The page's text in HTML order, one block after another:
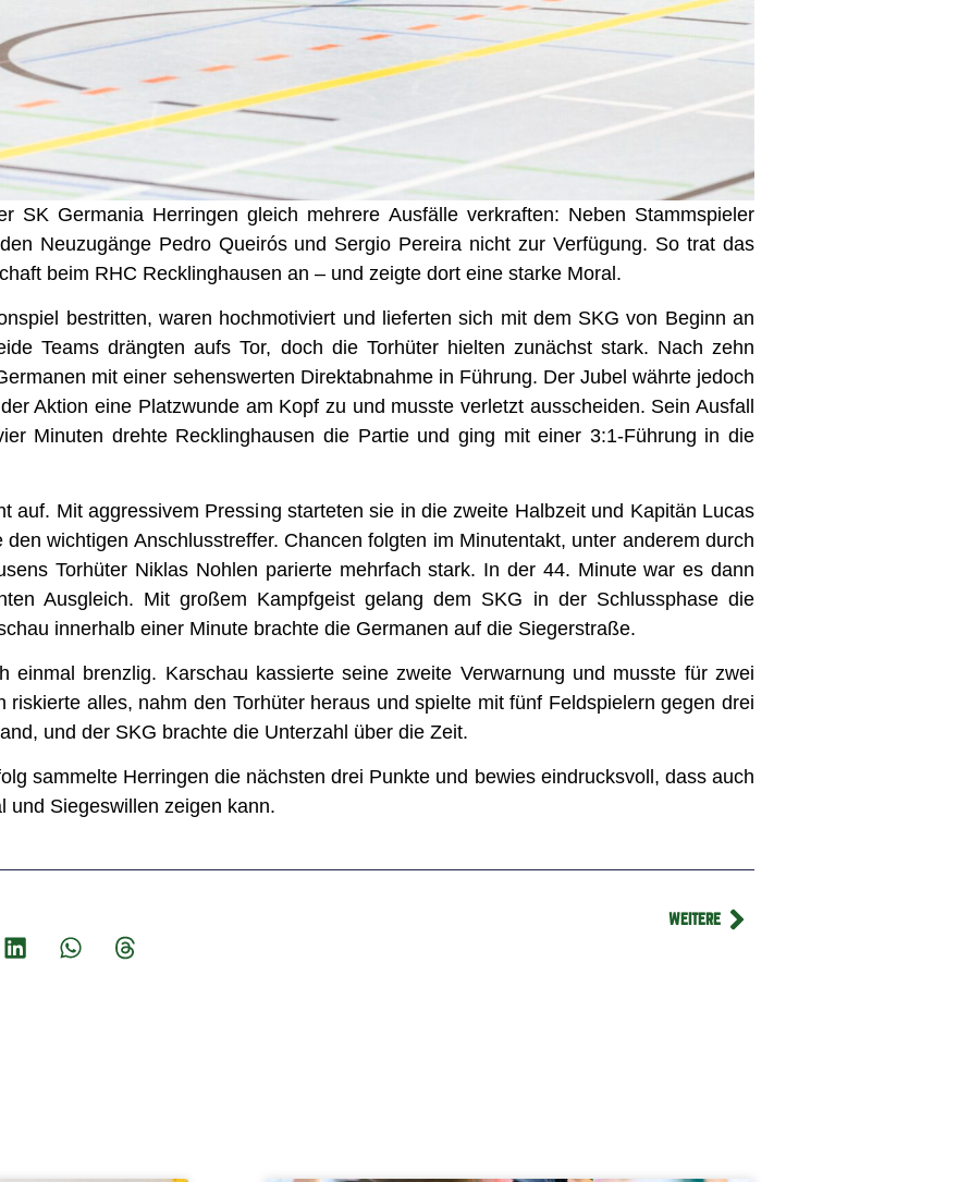
SK Germania Herringen gleich mehrere Ausfälle verkraften: Neben Stammspieler
Neuzugänge Pedro Queirós und Sergio Pereira nicht zur Verfügung. So trat das
beim RHC Recklinghausen an – und zeigte dort eine starke Moral.
bestritten, waren hochmotiviert und lieferten sich mit dem SKG von Beginn an
Teams drängten aufs Tor, doch die Torhüter hielten zunächst stark. Nach zehn
mit einer sehenswerten Direktabnahme in Führung. Der Jubel währte jedoch
Aktion eine Platzwunde am Kopf zu und musste verletzt ausscheiden. Sein Ausfall
Minuten drehte Recklinghausen die Partie und ging mit einer 3:1-Führung in die
auf. Mit aggressivem Pressing starteten sie in die zweite Halbzeit und Kapitän Lucas
wichtigen Anschlusstreffer. Chancen folgten im Minutentakt, unter anderem durch
Torhüter Niklas Nohlen parierte mehrfach stark. In der 44. Minute war es dann
Ausgleich. Mit großem Kampfgeist gelang dem SKG in der Schlussphase die
innerhalb einer Minute brachte die Germanen auf die Siegerstraße.
einmal brenzlig. Karschau kassierte seine zweite Verwarnung und musste für zwei
riskierte alles, nahm den Torhüter heraus und spielte mit fünf Feldspielern gegen drei
und der SKG brachte die Unterzahl über die Zeit.
sammelte Herringen die nächsten drei Punkte und bewies eindrucksvoll, dass auch
und Siegeswillen zeigen kann.
WEITERE